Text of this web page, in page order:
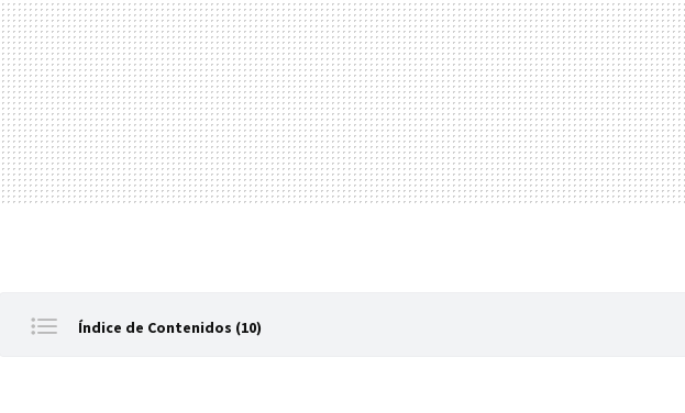
Índice de Contenidos (10)